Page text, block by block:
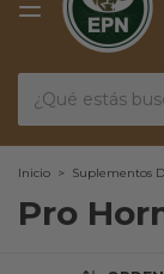
Inicio > Suplementos
Pro